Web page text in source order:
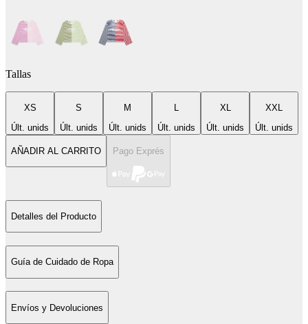
Tallas
XS
Últ. unids
S
Últ. unids
M
Últ. unids
L
Últ. unids
XL
Últ. unids
XXL
Últ. unids
AÑADIR AL CARRITO Pago Exprés
Detalles del Producto
Guía de Cuidado de Ropa
Envíos y Devoluciones